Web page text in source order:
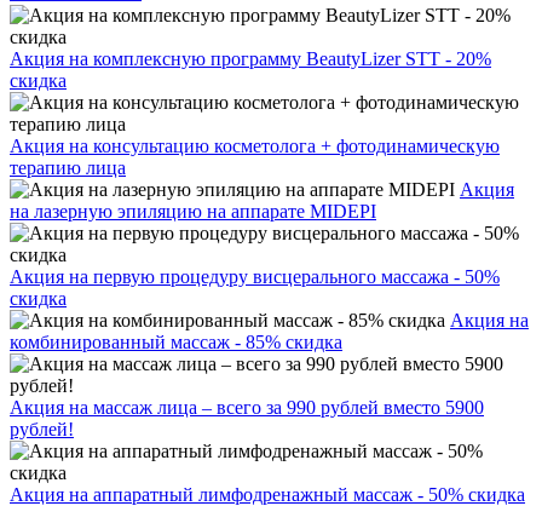
Акция на комплексную программу BeautyLizer STT - 20%
скидка
Акция на консультацию косметолога + фотодинамическую
терапию лица
Акция
на лазерную эпиляцию на аппарате MIDEPI
Акция на первую процедуру висцерального массажа - 50%
скидка
Акция на
комбинированный массаж - 85% скидка
Акция на массаж лица – всего за 990 рублей вместо 5900
рублей!
Акция на аппаратный лимфодренажный массаж - 50% скидка